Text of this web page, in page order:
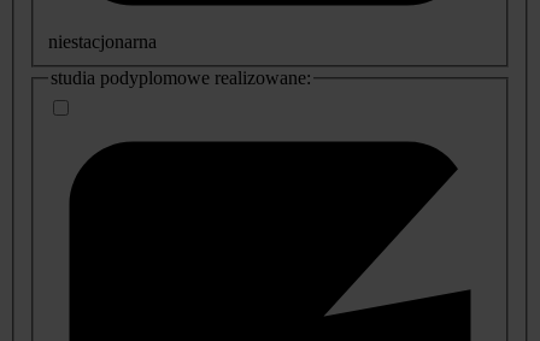
niestacjonarna
studia podyplomowe realizowane: